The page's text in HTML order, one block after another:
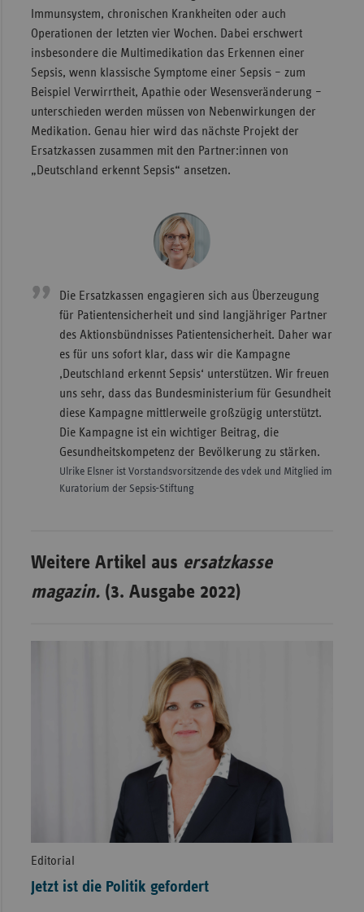
Immunsystem, chronischen Krankheiten oder auch
Operationen der letzten vier Wochen. Dabei erschwert
insbesondere die Multimedikation das Erkennen einer
Sepsis, wenn klassische Symptome einer Sepsis – zum
Beispiel Verwirrtheit, Apathie oder Wesensveränderung –
unterschieden werden müssen von Nebenwirkungen der
Medikation. Genau hier wird das nächste Projekt der
Ersatzkassen zusammen mit den Partner:innen von
„Deutschland erkennt Sepsis“ ansetzen.
Die Ersatzkassen engagieren sich aus Überzeugung
für Patientensicherheit und sind langjähriger Partner
des Aktionsbündnisses Patientensicherheit. Daher war
es für uns sofort klar, dass wir die Kampagne
‚Deutschland erkennt Sepsis‘ unterstützen. Wir freuen
uns sehr, dass das Bundesministerium für Gesundheit
diese Kampagne mittlerweile großzügig unterstützt.
Die Kampagne ist ein wichtiger Beitrag, die
Gesundheitskompetenz der Bevölkerung zu stärken.
Ulrike Elsner ist Vorstandsvorsitzende des vdek und Mitglied im
Kuratorium der Sepsis-Stiftung
Weitere Artikel aus ersatzkasse
magazin.(3. Ausgabe 2022)
Editorial
Jetzt ist die Politik gefordert